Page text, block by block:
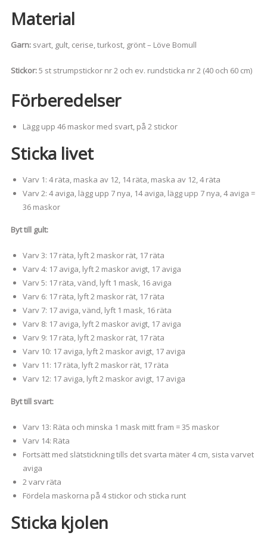
Material
Garn:svart, gult, cerise, turkost, grönt – Löve Bomull
Stickor:5 st strumpstickor nr 2 och ev. rundsticka nr 2 (40 och 60 cm)
Förberedelser
Lägg upp 46 maskor med svart, på 2 stickor
Sticka livet
Varv 1: 4 räta, maska av 12, 14 räta, maska av 12, 4 räta
Varv 2: 4 aviga, lägg upp 7 nya, 14 aviga, lägg upp 7 nya, 4 aviga =
36 maskor
Byt till gult:
Varv 3: 17 räta, lyft 2 maskor rät, 17 räta
Varv 4: 17 aviga, lyft 2 maskor avigt, 17 aviga
Varv 5: 17 räta, vänd, lyft 1 mask, 16 aviga
Varv 6: 17 räta, lyft 2 maskor rät, 17 räta
Varv 7: 17 aviga, vänd, lyft 1 mask, 16 räta
Varv 8: 17 aviga, lyft 2 maskor avigt, 17 aviga
Varv 9: 17 räta, lyft 2 maskor rät, 17 räta
Varv 10: 17 aviga, lyft 2 maskor avigt, 17 aviga
Varv 11: 17 räta, lyft 2 maskor rät, 17 räta
Varv 12: 17 aviga, lyft 2 maskor avigt, 17 aviga
Byt till svart:
Varv 13: Räta och minska 1 mask mitt fram = 35 maskor
Varv 14: Räta
Fortsätt med slätstickning tills det svarta mäter 4 cm, sista varvet
aviga
2 varv räta
Fördela maskorna på 4 stickor och sticka runt
Sticka kjolen